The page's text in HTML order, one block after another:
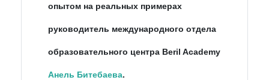
опытом на реальных примерах
руководитель международного отдела
образовательного центра Beril Academy
Анель Битебаева.